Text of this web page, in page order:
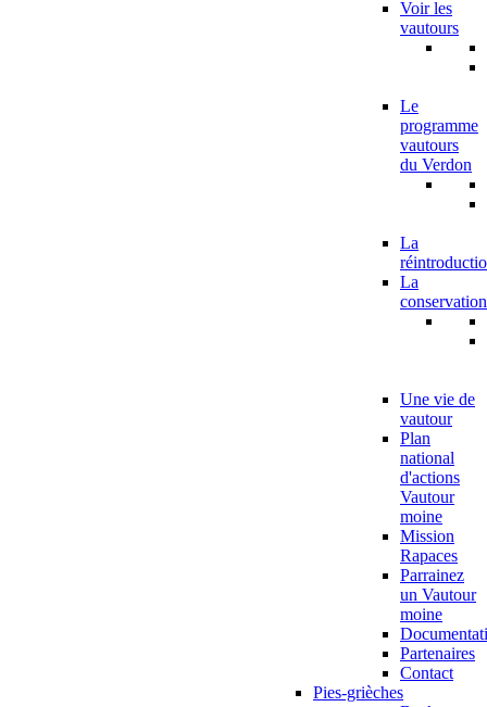
Voir les
vautours
Le
programme
vautours
du Verdon
La
La
conservation
Une vie de
vautour
Plan
national
d'actions
Vautour
moine
Mission
Rapaces
Parrainez
un Vautour
moine
Partenaires
Contact
Pies-grièches